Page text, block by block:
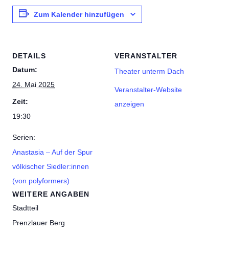
Zum Kalender hinzufügen
DETAILS
Datum:
24. Mai 2025
Zeit:
19:30
Serien:
Anastasia – Auf der Spur
völkischer Siedler:innen
(von polyformers)
VERANSTALTER
Theater unterm Dach
Veranstalter-Website
anzeigen
WEITERE ANGABEN
Stadtteil
Prenzlauer Berg